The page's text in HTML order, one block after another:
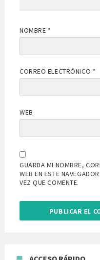
NOMBRE *
CORREO ELECTRÓNICO *
WEB
GUARDA MI NOMBRE,
WEB EN ESTE
VEZ QUE COMENTE.